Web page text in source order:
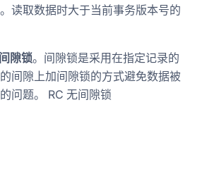
读取数据时大于当前事务版本号的
隙锁。间隙锁是采用在指定记录的
间隙上加间隙锁的方式避免数据被
问题。 RC 无间隙锁